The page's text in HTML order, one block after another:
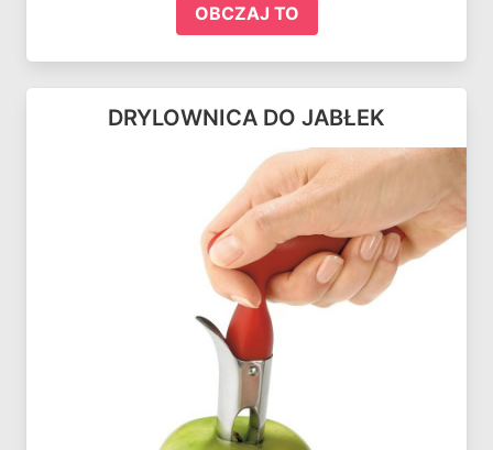
OBCZAJ TO
DRYLOWNICA DO JABŁEK